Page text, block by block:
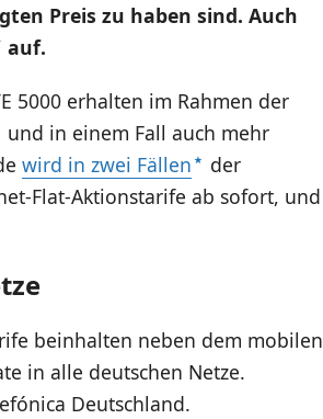
Preis zu haben sind. Auch
auf.
5000 erhalten im Rahmen der
und in einem Fall auch mehr
wird in zwei Fällen
der
Flat-Aktionstarife ab sofort, und
beinhalten neben dem mobilen
in alle deutschen Netze.
Deutschland.